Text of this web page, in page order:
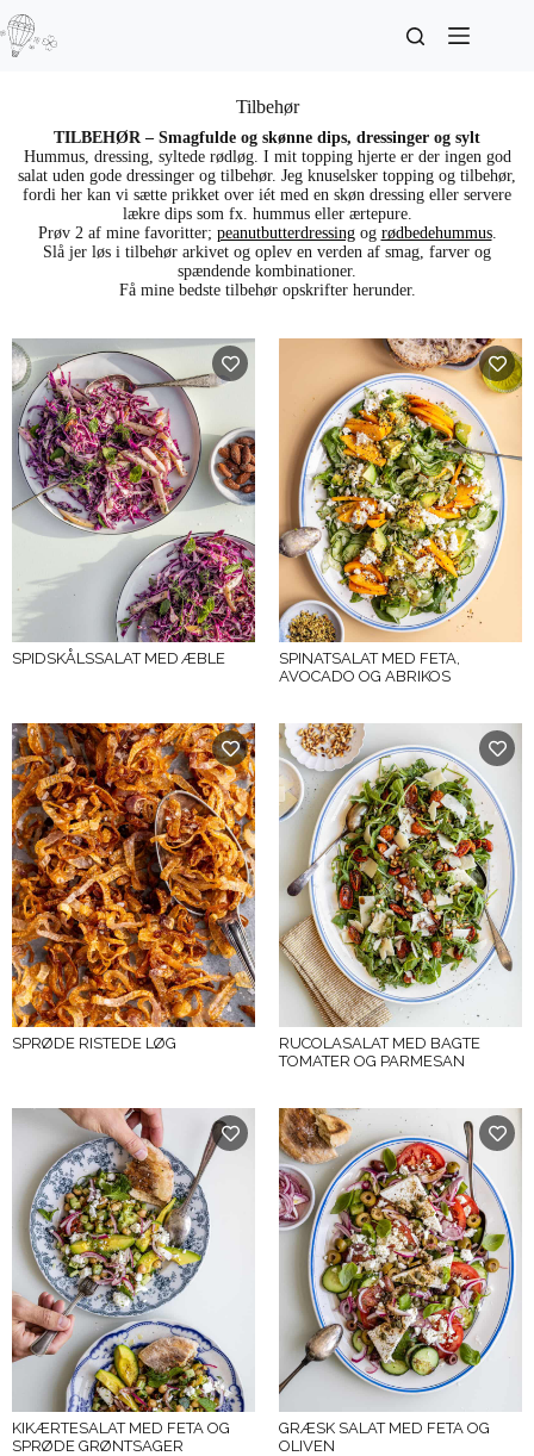
Tilbehør
TILBEHØR – Smagfulde og skønne dips, dressinger og sylt
Hummus, dressing, syltede rødløg. I mit topping hjerte er der ingen god
salat uden gode dressinger og tilbehør. Jeg knuselsker topping og tilbehør,
fordi her kan vi sætte prikket over iét med en skøn dressing eller servere
lækre dips som fx. hummus eller ærtepure.
Prøv 2 af mine favoritter; peanutbutterdressingog rødbedehummus.
Slå jer løs i tilbehør arkivet og oplev en verden af smag, farver og
spændende kombinationer.
Få mine bedste tilbehør opskrifter herunder.
SPIDSKÅLSSALAT MED ÆBLE
SPINATSALAT MED FETA,
AVOCADO OG ABRIKOS
SPRØDE RISTEDE LØG
RUCOLASALAT MED BAGTE
TOMATER OG PARMESAN
KIKÆRTESALAT MED FETA OG
SPRØDE GRØNTSAGER
GRÆSK SALAT MED FETA OG
OLIVEN